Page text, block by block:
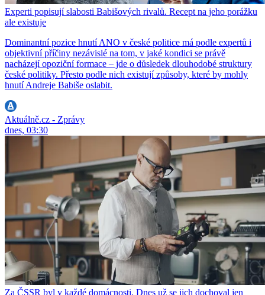
Experti popisují slabosti Babišových rivalů. Recept na jeho porážku
ale existuje
Dominantní pozice hnutí ANO v české politice má podle expertů i
objektivní příčiny nezávislé na tom, v jaké kondici se právě
nacházejí opoziční formace – jde o důsledek dlouhodobé struktury
české politiky. Přesto podle nich existují způsoby, které by mohly
hnutí Andreje Babiše oslabit.
Aktuálně.cz - Zprávy
dnes, 03:30
Za ČSSR byl v každé domácnosti. Dnes už se jich dochoval jen